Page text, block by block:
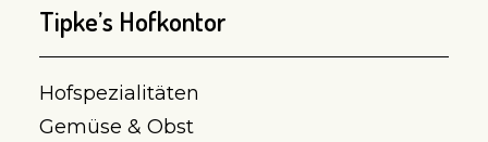
Tipke’s Hofkontor
Hofspezialitäten
Gemüse & Obst